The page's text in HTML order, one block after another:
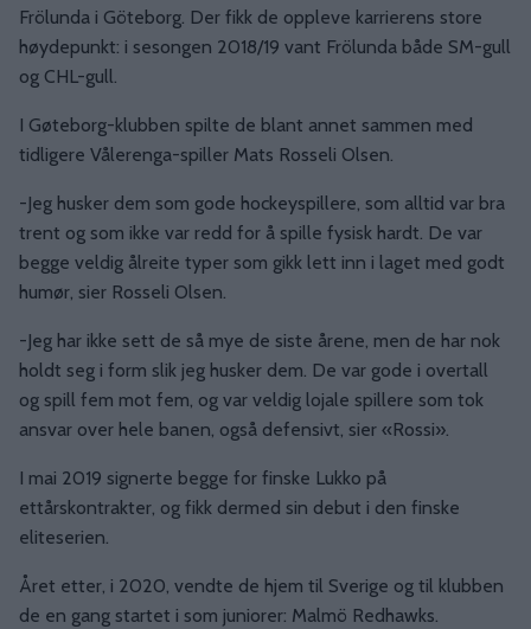
Frölunda i Göteborg. Der fikk de oppleve karrierens store
høydepunkt: i sesongen 2018/19 vant Frölunda både SM-gull
og CHL-gull.
I Gøteborg-klubben spilte de blant annet sammen med
tidligere Vålerenga-spiller Mats Rosseli Olsen.
-Jeg husker dem som gode hockeyspillere, som alltid var bra
trent og som ikke var redd for å spille fysisk hardt. De var
begge veldig ålreite typer som gikk lett inn i laget med godt
humør, sier Rosseli Olsen.
-Jeg har ikke sett de så mye de siste årene, men de har nok
holdt seg i form slik jeg husker dem. De var gode i overtall
og spill fem mot fem, og var veldig lojale spillere som tok
ansvar over hele banen, også defensivt, sier «Rossi».
I mai 2019 signerte begge for finske Lukko på
ettårskontrakter, og fikk dermed sin debut i den finske
eliteserien.
Året etter, i 2020, vendte de hjem til Sverige og til klubben
de en gang startet i som juniorer: Malmö Redhawks.